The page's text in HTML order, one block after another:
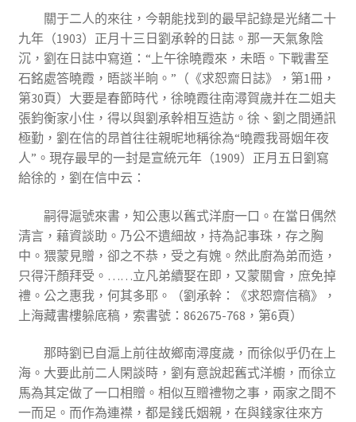
關于二人的來往，今朝能找到的最早記錄是光緒二十
九年（1903）正月十三日劉承幹的日誌。那一天氣象陰
沉，劉在日誌中寫道：“上午徐曉霞來，未晤。下戰書至
石銘處答曉霞，晤談半晌。”（《求恕齋日誌》，第1冊，
第30頁）大要是春節時代，徐曉霞往南潯賀歲并在二姐夫
張鈞衡家小住，得以與劉承幹相互造訪。徐、劉之間通訊
極勤，劉在信的昂首往往親昵地稱徐為“曉霞我哥姻年夜
人”。現存最早的一封是宣統元年（1909）正月五日劉寫
給徐的，劉在信中云：
嗣得滬號來書，知公惠以舊式洋廚一口。在當日偶然
清言，藉資談助。乃公不遺細故，持為記事珠，存之胸
中。猥蒙見贈，卻之不恭，受之有媿。然此廚為弟而造，
只得汗顏拜受。……立凡弟續娶在即，又蒙關會，庶免掉
禮。公之惠我，何其多耶。（劉承幹：《求恕齋信稿》，
上海藏書樓躲底稿，索書號：862675-768，第6頁）
那時劉已自滬上前往故鄉南潯度歲，而徐似乎仍在上
海。大要此前二人閑談時，劉有意說起舊式洋櫥，而徐立
馬為其定做了一口相贈。相似互贈禮物之事，兩家之間不
一而足。而作為連襟，都是錢氏姻親，在與錢家往來方